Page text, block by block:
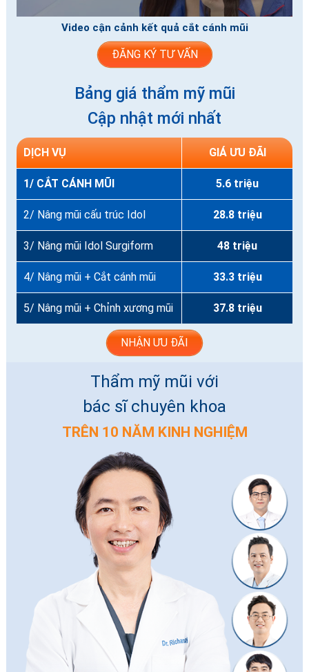
Video cận cảnh kết quả cắt cánh mũi
ĐĂNG KÝ TƯ VẤN
Bảng giá thẩm mỹ mũi
Cập nhật mới nhất
DỊCH VỤ GIÁ ƯU ĐÃI
1/ CẮT CÁNH MŨI 5.6 triệu
2/ Nâng mũi cấu trúc Idol 28.8 triệu
3/ Nâng mũi Idol Surgiform 48 triệu
4/ Nâng mũi + Cắt cánh mũi 33.3 triệu
5/ Nâng mũi + Chỉnh xương mũi 37.8 triệu
NHẬN ƯU ĐÃI
Thẩm mỹ mũi với
bác sĩ chuyên khoa
TRÊN 10 NĂM KINH NGHIỆM